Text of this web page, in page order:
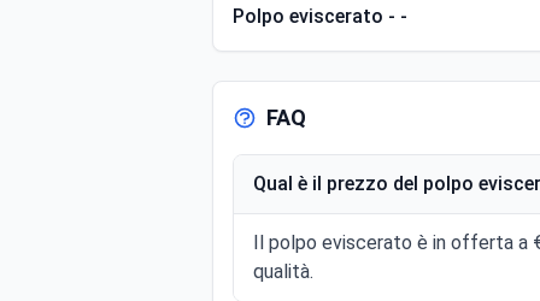
Polpo eviscerato - -
FAQ
Qual è il prezzo del polpo
Il polpo eviscerato è in offerta a
qualità.